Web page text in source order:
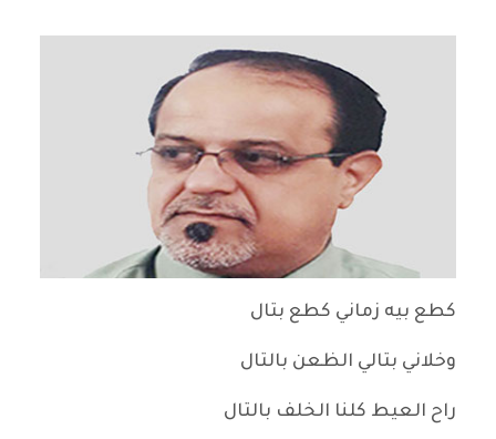
كطع بيه زماني كطع بتال
وخلاني بتالي الظعن بالتال
راح العيط كلنا الخلف بالتال